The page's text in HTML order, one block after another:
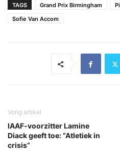
TAGS Grand Prix Birmingham
Sofie Van Accom
Vorig artikel
IAAF-voorzitter Lamine
Diack geeft toe: “Atletiek in
crisis”